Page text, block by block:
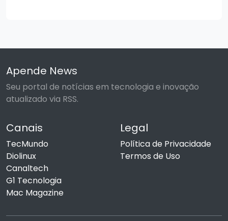
Apende News
Seu portal de notícias em tecnologia e inovação
atualizado via RSS.
Canais
TecMundo
Diolinux
Canaltech
G1 Tecnologia
Mac Magazine
Legal
Política de Privacidade
Termos de Uso